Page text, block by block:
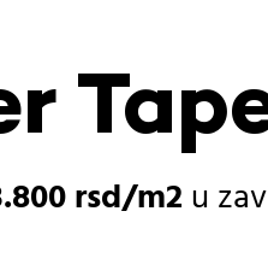
rsd u